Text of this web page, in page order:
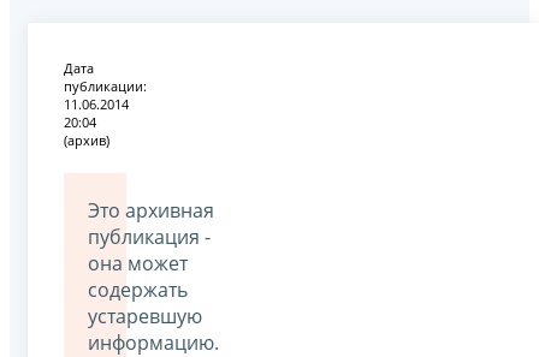
Дата
публикации:
11.06.2014
20:04
(архив)
Это архивная
публикация -
она может
содержать
устаревшую
информацию.